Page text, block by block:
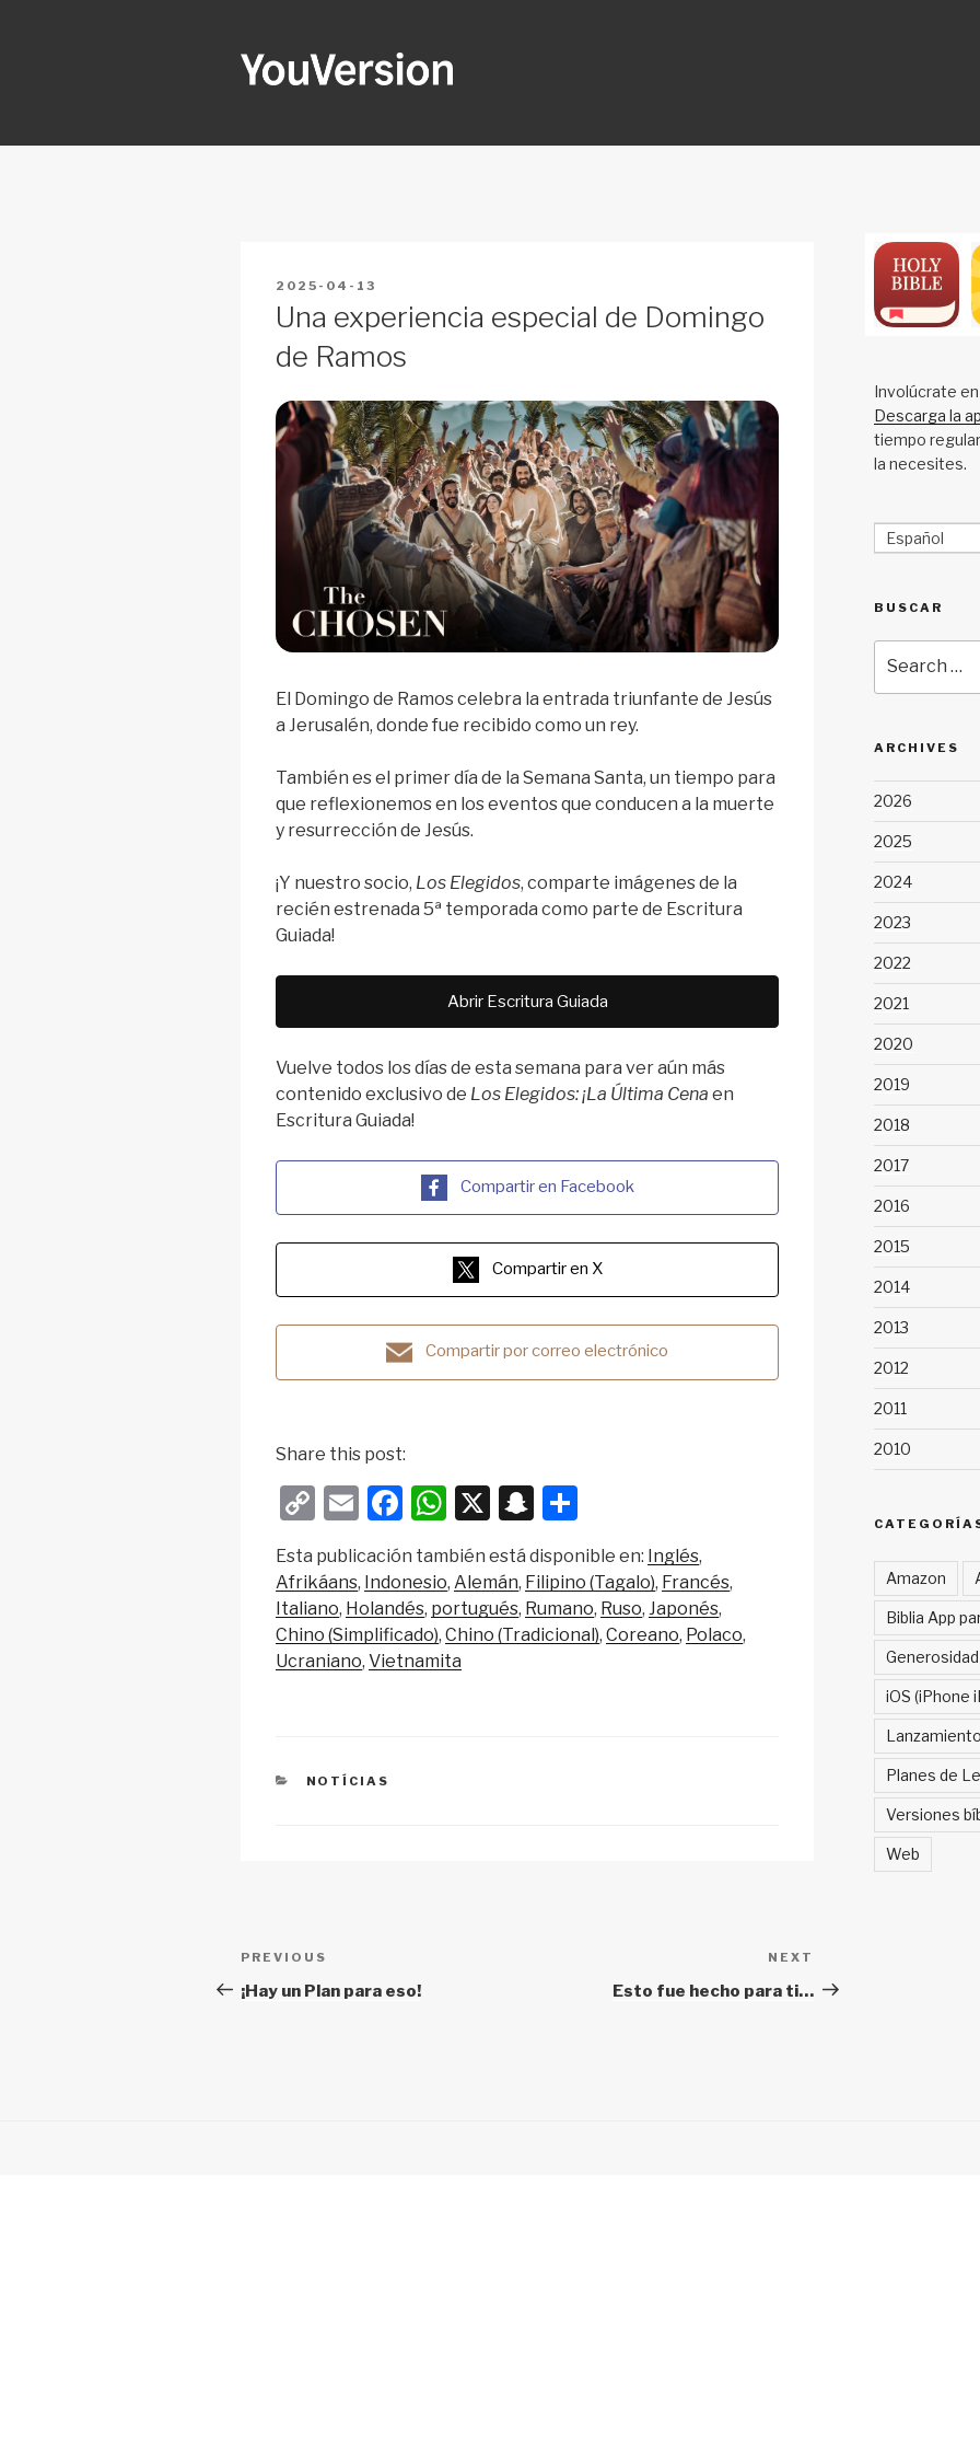
POSTED
2025-04-13
Una experiencia especial de Domingo
de Ramos
El Domingo de Ramos celebra la entrada triunfante de Jesús
a Jerusalén, donde fue recibido como un rey.
También es el primer día de la Semana Santa, un tiempo para
que reflexionemos en los eventos que conducen a la muerte
y resurrección de Jesús.
¡Y nuestro socio, Los Elegidos, comparte imágenes de la
recién estrenada 5ª temporada como parte de Escritura
Guiada!
Abrir Escritura Guiada
Vuelve todos los días de esta semana para ver aún más
contenido exclusivo de Los Elegidos: ¡La Última Cena en
Escritura Guiada!
Compartir en Facebook
Compartir en X
Compartir por correo electrónico
Share this post:
C
p
y
Li
n
E
ail
F
c
e
b
o
W
at
s
A
p
X
S
a
p
c
ar
e
Esta publicación también está disponible en: Inglés
Afrikáans Indonesio Alemán Filipino (Tagalo) Francés
Italiano Holandés portugués Rumano Ruso Japonés
Chino (Simplificado) Chino (Tradicional) Coreano Polaco
Ucraniano Vietnamita
CATEGORIES
NOTÍCIAS
Post
navigation
Previous
Post
PREVIOUS
¡Hay un Plan para eso!
Post
NEXT
Esto fue hecho para ti…
Involúcrate
Descarga la
tiempo
la necesites.
Español
BUSCAR
for:
ARCHIVES
2026
2025
2024
2023
2022
2021
2020
2019
2018
2017
2016
2015
2014
2013
2012
2011
2010
Amazon
Biblia App
Generosidad
iOS (iPhone
Planes de
Versiones
Web